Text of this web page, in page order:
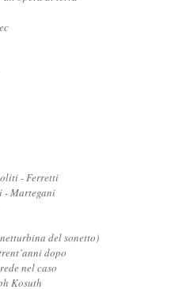
- Ferretti
- Martegani
del sonetto)
dopo
nel caso
Kosuth